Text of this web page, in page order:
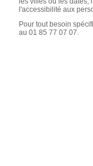
l'accessibilité aux
Pour tout besoin
au 01 85 77 07 07.